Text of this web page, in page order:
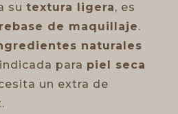
su textura ligera, es
de maquillaje.
naturales
para piel seca
un extra de